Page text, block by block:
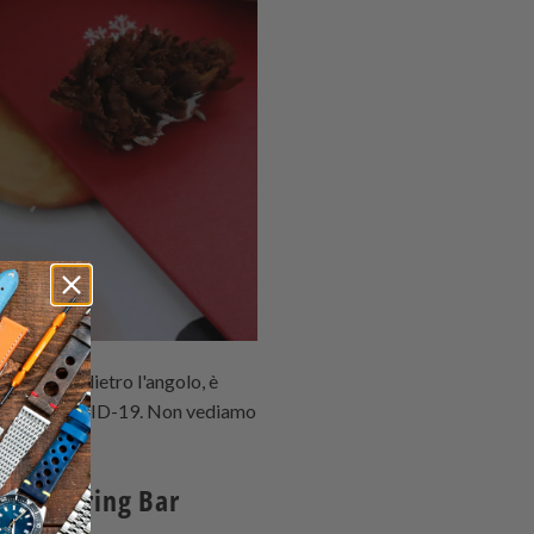
il Natale dietro l'angolo, è
COVID-19. Non vediamo
'Spring Bar